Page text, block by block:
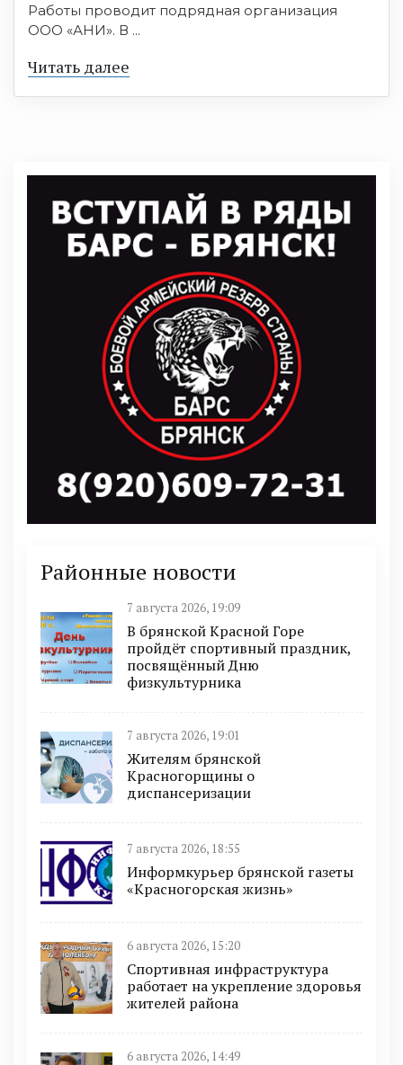
Работы проводит подрядная организация
ООО «АНИ». В ...
Читать далее
Районные новости
7 августа 2026, 19:09
В брянской Красной Горе
пройдёт спортивный праздник,
посвящённый Дню
физкультурника
7 августа 2026, 19:01
Жителям брянской
Красногорщины о
диспансеризации
7 августа 2026, 18:55
Информкурьер брянской газеты
«Красногорская жизнь»
6 августа 2026, 15:20
Спортивная инфраструктура
работает на укрепление здоровья
жителей района
6 августа 2026, 14:49